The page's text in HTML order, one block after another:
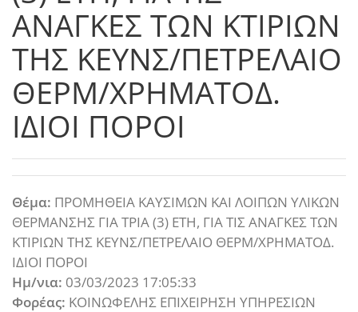
ΑΝΑΓΚΕΣ ΤΩΝ ΚΤΙΡΙΩΝ
ΤΗΣ ΚΕΥΝΣ/ΠΕΤΡΕΛΑΙΟ
ΘΕΡΜ/ΧΡΗΜΑΤΟΔ.
ΙΔΙΟΙ ΠΟΡΟΙ
Θέμα: ΠΡΟΜΗΘΕΙΑ ΚΑΥΣΙΜΩΝ ΚΑΙ ΛΟΙΠΩΝ ΥΛΙΚΩΝ
ΘΕΡΜΑΝΣΗΣ ΓΙΑ ΤΡΙΑ (3) ΕΤΗ, ΓΙΑ ΤΙΣ ΑΝΑΓΚΕΣ ΤΩΝ
ΚΤΙΡΙΩΝ ΤΗΣ ΚΕΥΝΣ/ΠΕΤΡΕΛΑΙΟ ΘΕΡΜ/ΧΡΗΜΑΤΟΔ.
ΙΔΙΟΙ ΠΟΡΟΙ
Ημ/νια: 03/03/2023 17:05:33
Φορέας: ΚΟΙΝΩΦΕΛΗΣ ΕΠΙΧΕΙΡΗΣΗ ΥΠΗΡΕΣΙΩΝ